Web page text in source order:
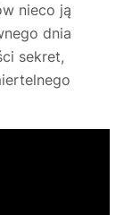
nieco ją
dnia
sekret,